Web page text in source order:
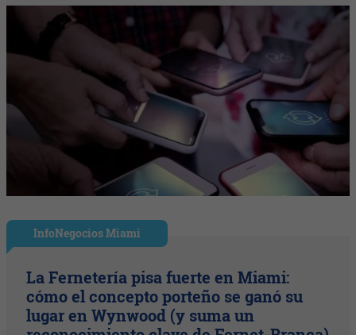
InfoNegocios Miami
La Fernetería pisa fuerte en Miami:
cómo el concepto porteño se ganó su
lugar en Wynwood (y suma un